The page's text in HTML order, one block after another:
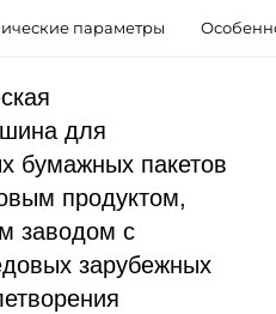
параметры
для
бумажных пакетов
продуктом,
заводом с
зарубежных